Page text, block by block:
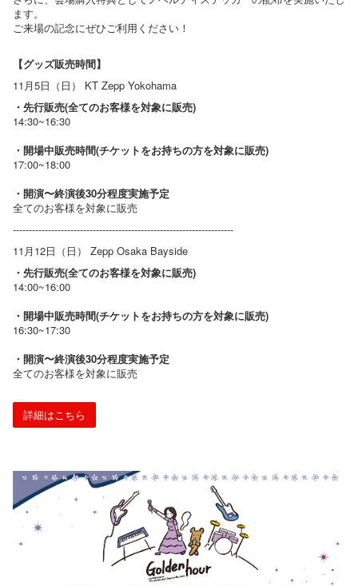
ます。
ご来場の記念にぜひご利用ください！
【グッズ販売時間】
11月5日（日） KT Zepp Yokohama
・先行販売(全てのお客様を対象に販売)
14:30~16:30
・開場中販売時間(チケットをお持ちの方を対象に販売)
17:00~18:00
・開演〜終演後30分程度実施予定
全てのお客様を対象に販売
---------------------------------------------------------------------
11月12日（日） Zepp Osaka Bayside
・先行販売(全てのお客様を対象に販売)
14:00~16:00
・開場中販売時間(チケットをお持ちの方を対象に販売)
16:30~17:30
・開演〜終演後30分程度実施予定
全てのお客様を対象に販売
詳細はこちら